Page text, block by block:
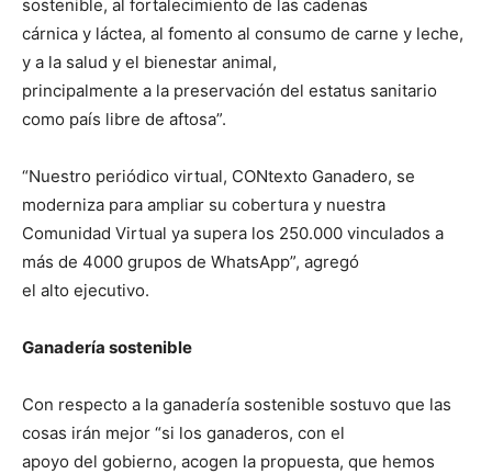
sostenible, al fortalecimiento de las cadenas
cárnica y láctea, al fomento al consumo de carne y leche,
y a la salud y el bienestar animal,
principalmente a la preservación del estatus sanitario
como país libre de aftosa”.
“Nuestro periódico virtual, CONtexto Ganadero, se
moderniza para ampliar su cobertura y nuestra
Comunidad Virtual ya supera los 250.000 vinculados a
más de 4000 grupos de WhatsApp”, agregó
el alto ejecutivo.
Ganadería sostenible
Con respecto a la ganadería sostenible sostuvo que las
cosas irán mejor “si los ganaderos, con el
apoyo del gobierno, acogen la propuesta, que hemos